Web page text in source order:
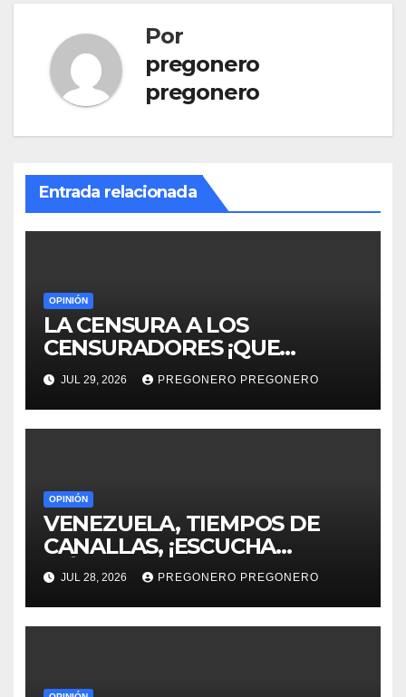
Por
pregonero
pregonero
Entrada relacionada
OPINIÓN
LA CENSURA A LOS
CENSURADORES ¡QUE
HORROR!
JUL 29, 2026 PREGONERO PREGONERO
OPINIÓN
VENEZUELA, TIEMPOS DE
CANALLAS, ¡ESCUCHA
MÉXICO!!
JUL 28, 2026 PREGONERO PREGONERO